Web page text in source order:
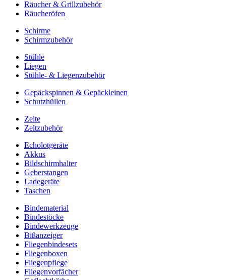
Räucher & Grillzubehör
Räucheröfen
Schirme
Schirmzubehör
Stühle
Liegen
Stühle- & Liegenzubehör
Gepäckspinnen & Gepäckleinen
Schutzhüllen
Zelte
Zeltzubehör
Echolotgeräte
Akkus
Bildschirmhalter
Geberstangen
Ladegeräte
Taschen
Bindematerial
Bindestöcke
Bindewerkzeuge
Bißanzeiger
Fliegenbindesets
Fliegenboxen
Fliegenpflege
Fliegenvorfächer